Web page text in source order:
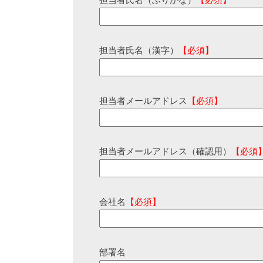
担当者氏名（漢字） 【必須】
担当者メールアドレス 【必須】
担当者メールアドレス（確認用） 【必須
会社名 【必須】
部署名